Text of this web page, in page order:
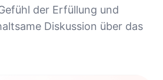
der Erfüllung und
Diskussion über das